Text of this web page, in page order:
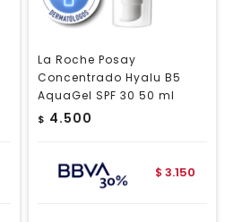
La Roche Posay
Concentrado Hyalu B5
AquaGel SPF 30 50 ml
$ 4.500
$ 3.150